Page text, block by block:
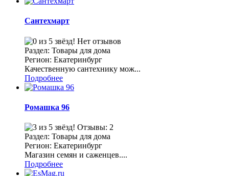
Сантехмарт
Нет отзывов
Раздел: Товары для дома
Регион: Екатеринбург
Качественную сантехнику мож...
Подробнее
Ромашка 96
Отзывы: 2
Раздел: Товары для дома
Регион: Екатеринбург
Магазин семян и саженцев....
Подробнее